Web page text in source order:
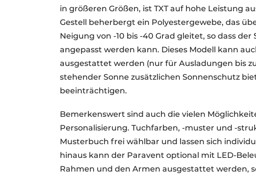
in größeren Größen, ist TXT auf hohe Leistung
Gestell beherbergt ein Polyestergewebe, das
Neigung von -10 bis -40 Grad gleitet, so dass
angepasst werden kann. Dieses Modell kann
ausgestattet werden (nur für Ausladungen bis
stehender Sonne zusätzlichen Sonnenschutz
beeinträchtigen.
Bemerkenswert sind auch die vielen
Personalisierung. Tuchfarben, -muster und -
Musterbuch frei wählbar und lassen sich
hinaus kann der Paravent optional mit LED-
Rahmen und den Armen ausgestattet werden,